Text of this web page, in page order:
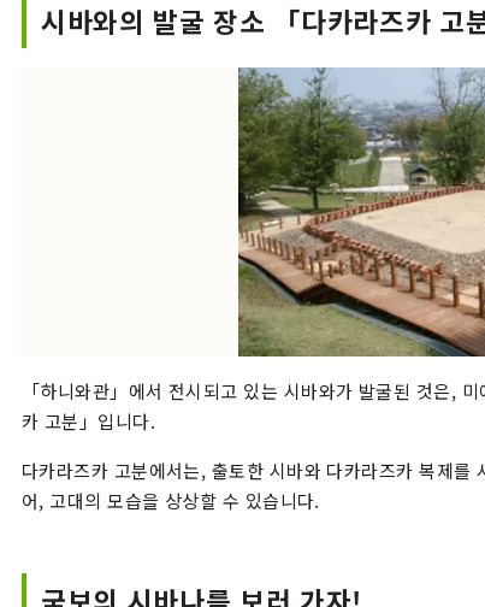
시바와의 발굴 장소 「다카라즈카 고분
「하니와관」에서 전시되고 있는 시바와가 발굴된 것은,
카 고분」입니다.
다카라즈카 고분에서는, 출토한 시바와 다카라즈카 복제를
어, 고대의 모습을 상상할 수 있습니다.